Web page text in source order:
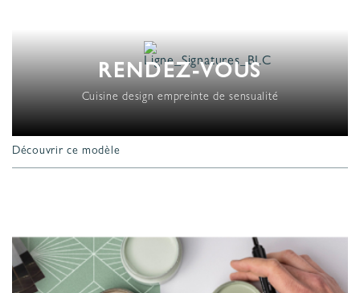
RENDEZ-VOUS
Cuisine design empreinte de sensualité
Découvrir ce modèle